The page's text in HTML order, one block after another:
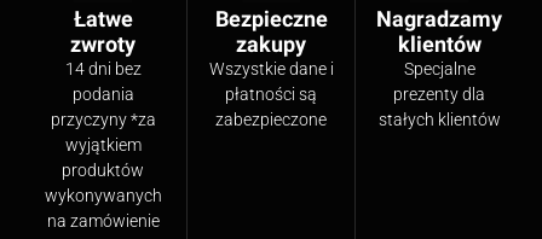
Łatwe
zwroty
14 dni bez
podania
przyczyny *za
wyjątkiem
produktów
wykonywanych
na zamówienie
Bezpieczne
zakupy
Wszystkie dane i
płatności są
zabezpieczone
Nagradzamy
klientów
Specjalne
prezenty dla
stałych klientów